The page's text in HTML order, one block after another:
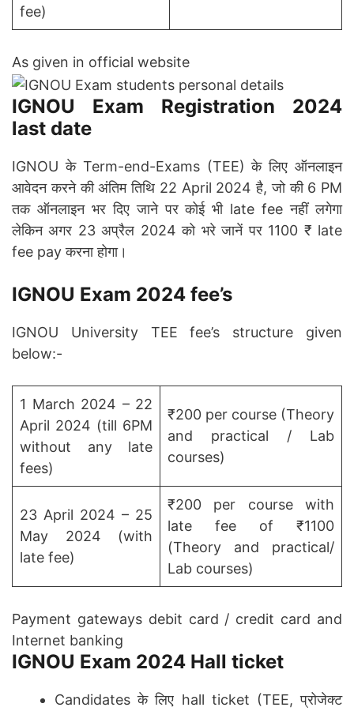
fee)
As given in official website
IGNOU Exam Registration 2024
last date
IGNOU के Term-end-Exams (TEE) के लिए ऑनलाइन
आवेदन करने की अंतिम तिथि 22 April 2024 है, जो की 6 PM
तक ऑनलाइन भर दिए जाने पर कोई भी late fee नहीं लगेगा
लेकिन अगर 23 अप्रैल 2024 को भरे जानें पर 1100 ₹ late
fee pay करना होगा।
IGNOU Exam 2024 fee’s
IGNOU University TEE fee’s structure given
below:-
1 March 2024 – 22
April 2024 (till 6PM
without any late
fees)
₹200 per course (Theory
and practical / Lab
courses)
23 April 2024 – 25
May 2024 (with
late fee)
₹200 per course with
late fee of ₹1100
(Theory and practical/
Lab courses)
Payment gateways debit card / credit card and
Internet banking
IGNOU Exam 2024 Hall ticket
Candidates के लिए hall ticket (TEE, प्रोजेक्ट